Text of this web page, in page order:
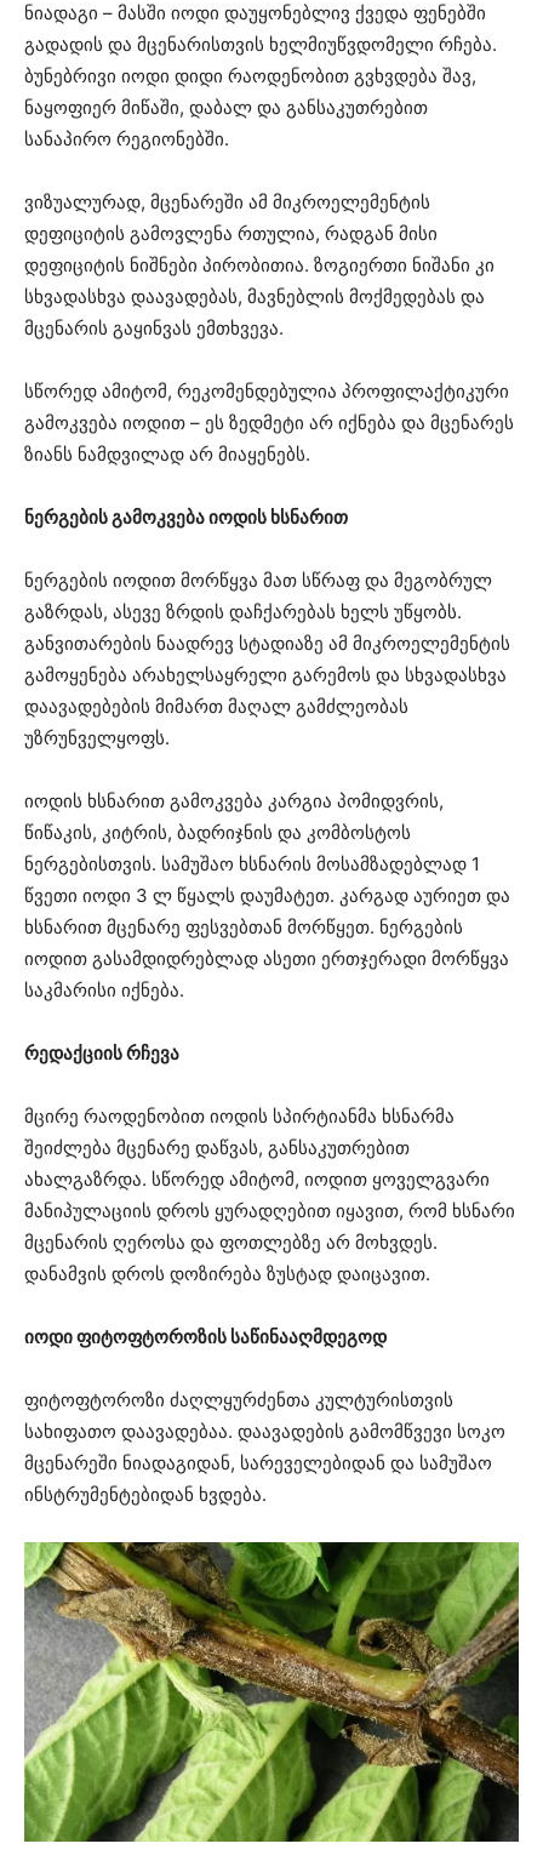
ნიადაგი – მასში იოდი დაუყონებლივ ქვედა ფენებში
გადადის და მცენარისთვის ხელმიუწვდომელი რჩება.
ბუნებრივი იოდი დიდი რაოდენობით გვხვდება შავ,
ნაყოფიერ მიწაში, დაბალ და განსაკუთრებით
სანაპირო რეგიონებში.
ვიზუალურად, მცენარეში ამ მიკროელემენტის
დეფიციტის გამოვლენა რთულია, რადგან მისი
დეფიციტის ნიშნები პირობითია. ზოგიერთი ნიშანი კი
სხვადასხვა დაავადებას, მავნებლის მოქმედებას და
მცენარის გაყინვას ემთხვევა.
სწორედ ამიტომ, რეკომენდებულია პროფილაქტიკური
გამოკვება იოდით – ეს ზედმეტი არ იქნება და მცენარეს
ზიანს ნამდვილად არ მიაყენებს.
ნერგების გამოკვება იოდის ხსნარით
ნერგების იოდით მორწყვა მათ სწრაფ და მეგობრულ
გაზრდას, ასევე ზრდის დაჩქარებას ხელს უწყობს.
განვითარების ნაადრევ სტადიაზე ამ მიკროელემენტის
გამოყენება არახელსაყრელი გარემოს და სხვადასხვა
დაავადებების მიმართ მაღალ გამძლეობას
უზრუნველყოფს.
იოდის ხსნარით გამოკვება კარგია პომიდვრის,
წიწაკის, კიტრის, ბადრიჯნის და კომბოსტოს
ნერგებისთვის. სამუშაო ხსნარის მოსამზადებლად 1
წვეთი იოდი 3 ლ წყალს დაუმატეთ. კარგად აურიეთ და
ხსნარით მცენარე ფესვებთან მორწყეთ. ნერგების
იოდით გასამდიდრებლად ასეთი ერთჯერადი მორწყვა
საკმარისი იქნება.
რედაქციის რჩევა
მცირე რაოდენობით იოდის სპირტიანმა ხსნარმა
შეიძლება მცენარე დაწვას, განსაკუთრებით
ახალგაზრდა. სწორედ ამიტომ, იოდით ყოველგვარი
მანიპულაციის დროს ყურადღებით იყავით, რომ ხსნარი
მცენარის ღეროსა და ფოთლებზე არ მოხვდეს.
დანამვის დროს დოზირება ზუსტად დაიცავით.
იოდი ფიტოფტოროზის საწინააღმდეგოდ
ფიტოფტოროზი ძაღლყურძენთა კულტურისთვის
სახიფათო დაავადებაა. დაავადების გამომწვევი სოკო
მცენარეში ნიადაგიდან, სარეველებიდან და სამუშაო
ინსტრუმენტებიდან ხვდება.